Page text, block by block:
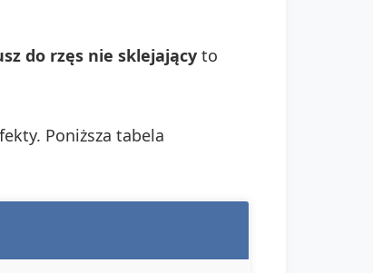
do rzęs nie sklejający to
Poniższa tabela